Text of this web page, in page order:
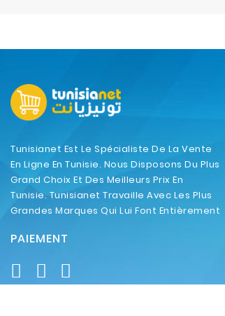
Tunisianet Est Le Spécialiste De La Vente
En Ligne En Tunisie. Nous Disposons Du Plus
Grand Choix Et Des Meilleurs Prix En
Tunisie. Tunisianet Travaille Avec Les Plus
Grandes Marques Qui Lui Font Entièrement
PAIEMENT